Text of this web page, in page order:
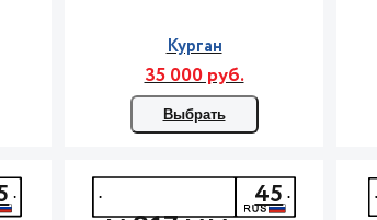
Курган
35 000 руб.
Выбрать
45